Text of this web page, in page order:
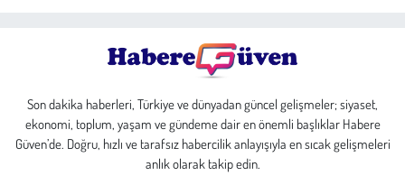
Son dakika haberleri, Türkiye ve dünyadan güncel gelişmeler; siyaset,
ekonomi, toplum, yaşam ve gündeme dair en önemli başlıklar Habere
Güven’de. Doğru, hızlı ve tarafsız habercilik anlayışıyla en sıcak gelişmeleri
anlık olarak takip edin.